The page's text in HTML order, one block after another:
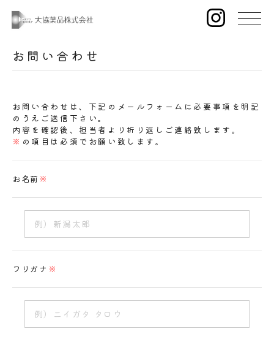
お問い合わせ
お問い合わせは、下記のメールフォームに必要事項を明記
のうえご送信下さい。
内容を確認後、担当者より折り返しご連絡致します。
※ の項目は必須でお願い致します。
お名前 ※
フリガナ ※